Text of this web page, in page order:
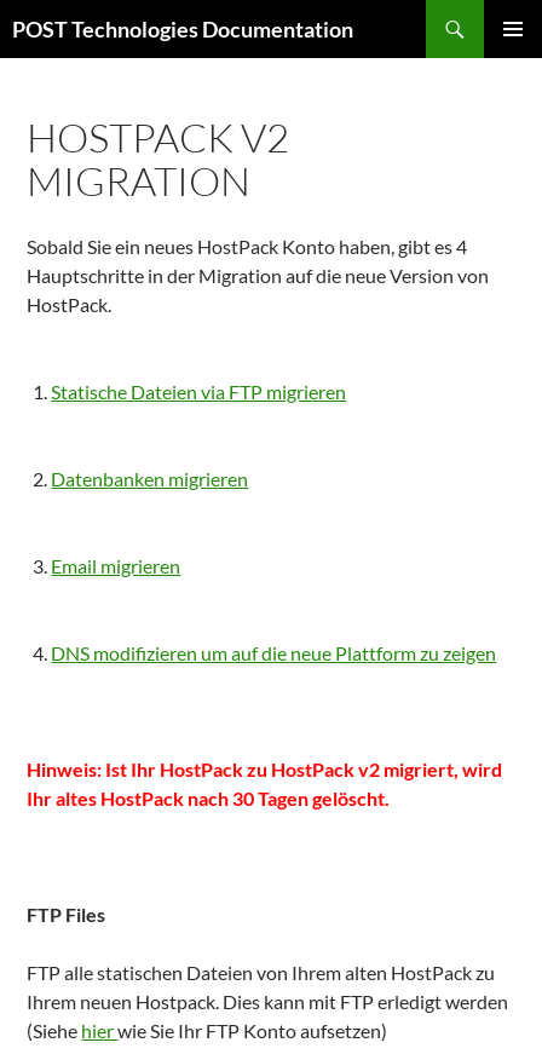
Inhalt
POST Technologies Documentation
HOSTPACK V2
MIGRATION
Sobald Sie ein neues HostPack Konto haben, gibt es 4
Hauptschritte in der Migration auf die neue Version von
HostPack.
Statische Dateien via FTP migrieren
Datenbanken migrieren
Email migrieren
DNS modifizieren um auf die neue Plattform zu zeigen
Hinweis: Ist Ihr HostPack zu HostPack v2 migriert, wird
Ihr altes HostPack nach 30 Tagen gelöscht.
FTP Files
FTP alle statischen Dateien von Ihrem alten HostPack zu
Ihrem neuen Hostpack. Dies kann mit FTP erledigt werden
(Siehe hierwie Sie Ihr FTP Konto aufsetzen)